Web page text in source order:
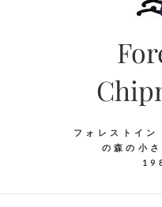
フォレストイ
の森の小